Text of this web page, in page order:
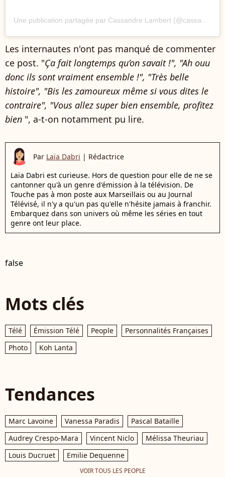
Les internautes n'ont pas manqué de commenter
ce post. "Ça fait longtemps qu’on savait !", "Ah ouu
donc ils sont vraiment ensemble !", "Très belle
histoire", "Bis les zamoureux même si vous dites le
contraire", "Vous allez super bien ensemble, profitez
bien ", a-t-on notamment pu lire.
Par Laïa Dabri | Rédactrice
Laïa Dabri est curieuse. Hors de question pour elle de ne se
cantonner qu'à un genre d'émission à la télévision. De
Touche pas à mon poste aux Marseillais ou au Journal
Télévisé, il n'y a qu'un pas qu'elle n'hésite jamais à franchir.
Embarquez dans son univers où même les séries en tout
genre ont leur place.
false
Mots clés
Télé Émission Télé People
Personnalités Françaises
Photo
Koh Lanta
Tendances
Marc Lavoine Vanessa Paradis
Pascal Bataille
Audrey Crespo-Mara
Vincent Niclo
Mélissa Theuriau
Louis Ducruet
Emilie Dequenne
VOIR TOUS LES PEOPLE